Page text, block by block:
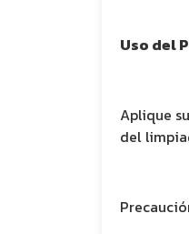
Uso del
Aplique
del